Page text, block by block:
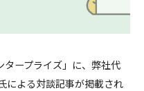
ープライズ」に、弊社代
による対談記事が掲載され